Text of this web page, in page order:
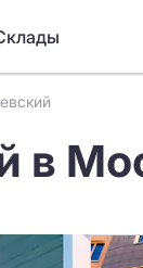
в